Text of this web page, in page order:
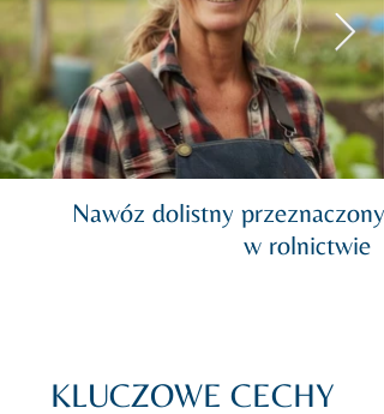
Nawóz dolistny
w rolnictwie
KLUCZOWE CECHY